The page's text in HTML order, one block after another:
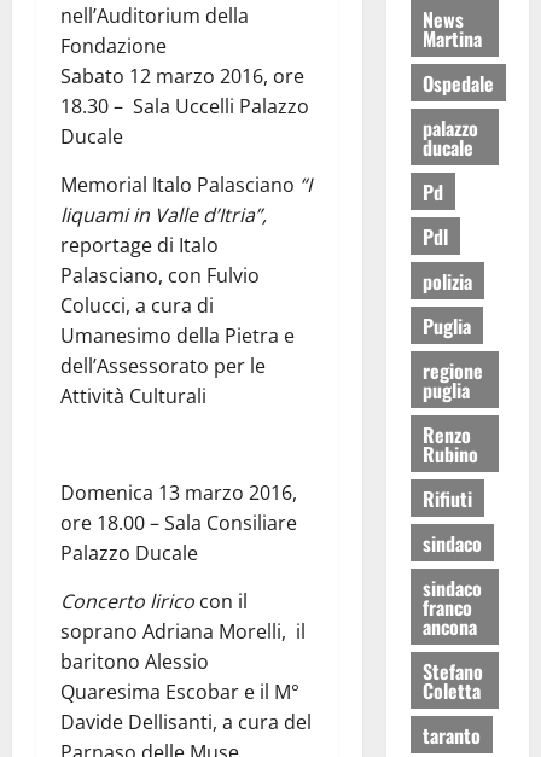
nell’Auditorium della
Fondazione
Sabato 12 marzo 2016, ore
18.30 – Sala Uccelli Palazzo
Ducale
Memorial Italo Palasciano “I
liquami in Valle d’Itria”,
reportage di Italo
Palasciano, con Fulvio
Colucci, a cura di
Umanesimo della Pietra e
dell’Assessorato per le
Attività Culturali
Domenica 13 marzo 2016,
ore 18.00 – Sala Consiliare
Palazzo Ducale
Concerto lirico con il
soprano Adriana Morelli, il
baritono Alessio
Quaresima Escobar e il M°
Davide Dellisanti, a cura del
Parnaso delle Muse
News
Martina
Ospedale
palazzo
ducale
Pd
Pdl
polizia
Puglia
regione
puglia
Renzo
Rubino
Rifiuti
sindaco
sindaco
franco
ancona
Stefano
Coletta
taranto